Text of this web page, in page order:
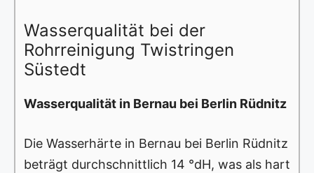
Wasserqualität bei der
Rohrreinigung Twistringen
Süstedt
Wasserqualität in Bernau bei Berlin Rüdnitz
Die Wasserhärte in Bernau bei Berlin Rüdnitz
beträgt durchschnittlich 14 °dH, was als hart